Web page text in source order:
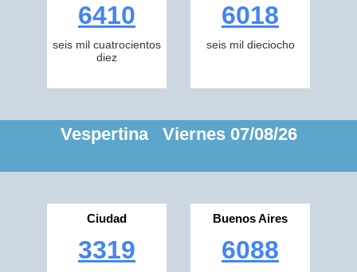
6410
seis mil cuatrocientos
diez
6018
seis mil dieciocho
Vespertina Viernes 07/08/26
Ciudad
3319
Buenos Aires
6088